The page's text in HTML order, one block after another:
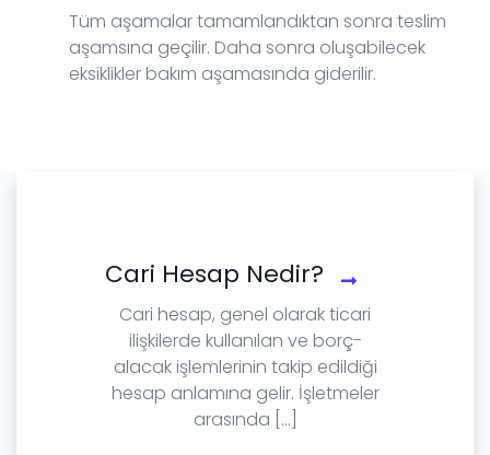
Tüm aşamalar tamamlandıktan sonra teslim
aşamsına geçilir. Daha sonra oluşabilecek
eksiklikler bakım aşamasında giderilir.
Cari Hesap Nedir?
Cari hesap, genel olarak ticari
ilişkilerde kullanılan ve borç-
alacak işlemlerinin takip edildiği
hesap anlamına gelir. İşletmeler
arasında [...]